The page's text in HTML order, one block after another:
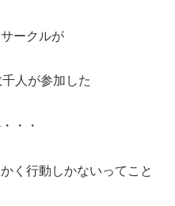
ークルが
人が参加した
・・
く行動しかないってこと